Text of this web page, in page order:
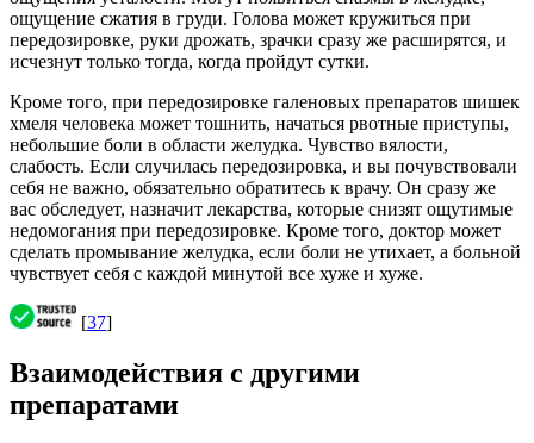
ощущение сжатия в груди. Голова может кружиться при
передозировке, руки дрожать, зрачки сразу же расширятся, и
исчезнут только тогда, когда пройдут сутки.
Кроме того, при передозировке галеновых препаратов шишек
хмеля человека может тошнить, начаться рвотные приступы,
небольшие боли в области желудка. Чувство вялости,
слабость. Если случилась передозировка, и вы почувствовали
себя не важно, обязательно обратитесь к врачу. Он сразу же
вас обследует, назначит лекарства, которые снизят ощутимые
недомогания при передозировке. Кроме того, доктор может
сделать промывание желудка, если боли не утихает, а больной
чувствует себя с каждой минутой все хуже и хуже.
[37]
Взаимодействия с другими
препаратами